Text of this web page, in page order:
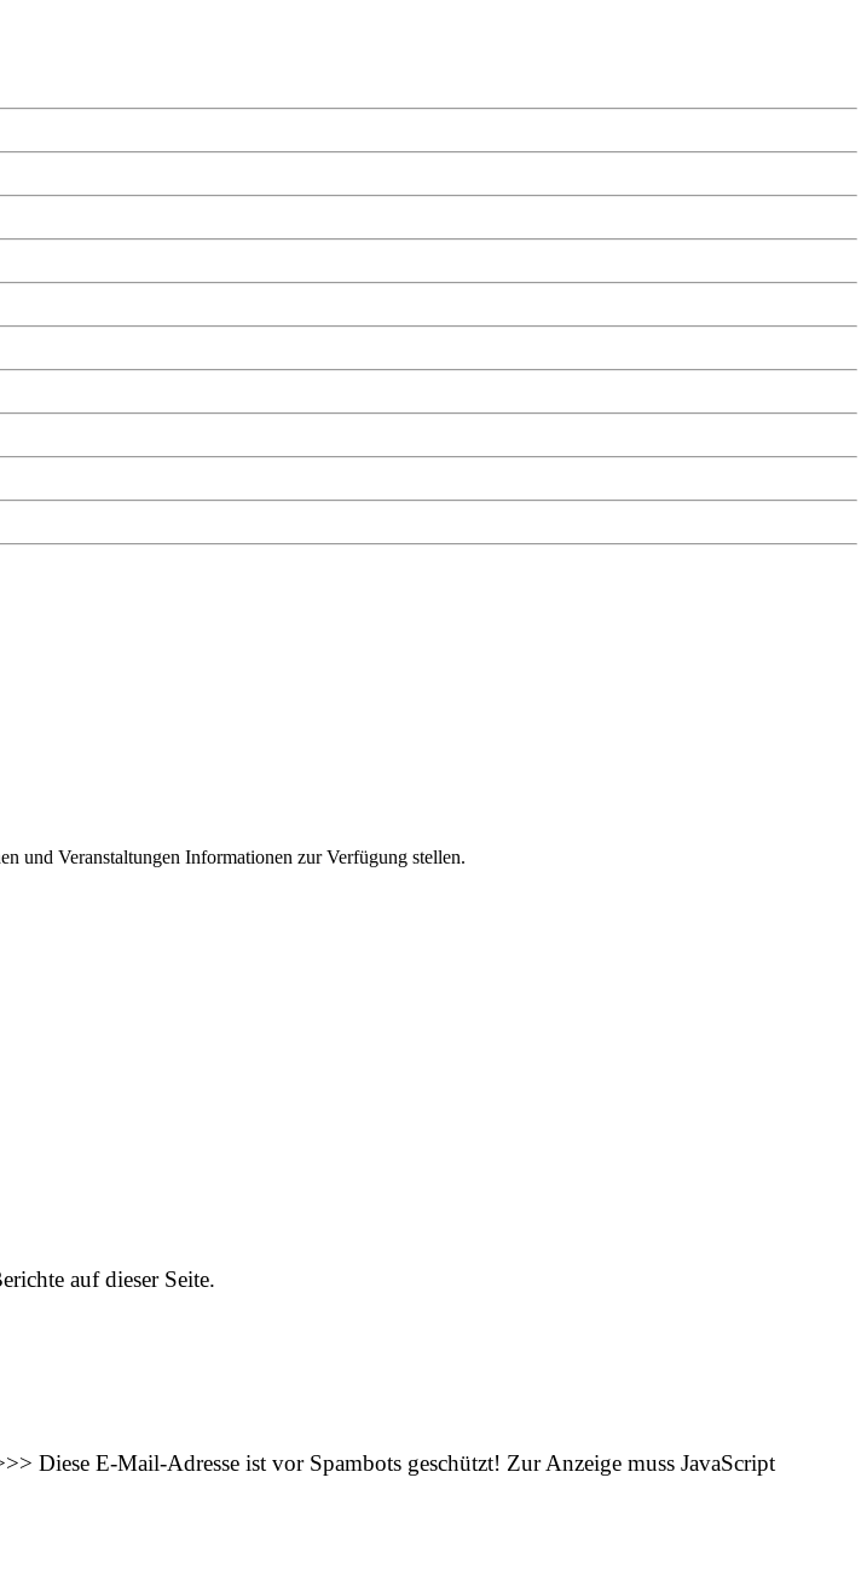
und Veranstaltungen Informationen zur Verfügung stellen.
auf dieser Seite.
Diese E-Mail-Adresse ist vor Spambots geschützt! Zur Anzeige muss JavaScript